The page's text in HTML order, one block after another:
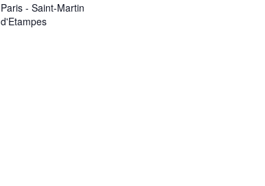
Paris - Saint-Martin
d'Etampes